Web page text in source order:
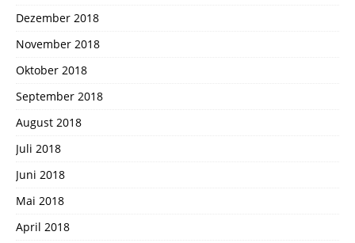
Dezember 2018
November 2018
Oktober 2018
September 2018
August 2018
Juli 2018
Juni 2018
Mai 2018
April 2018